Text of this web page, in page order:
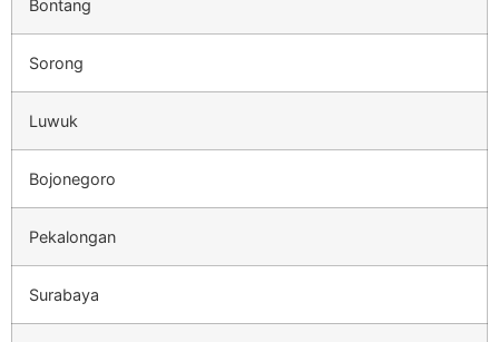
Bontang
Sorong
Luwuk
Bojonegoro
Pekalongan
Surabaya